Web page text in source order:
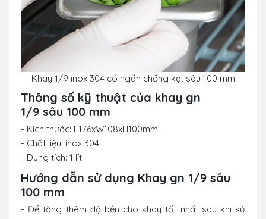
Khay 1/9 inox 304 có ngấn chống kẹt sâu 100 mm
Thông số kỹ thuật của khay gn
1/9 sâu 100 mm
- Kích thước: L176xW108xH100mm
- Chất liệu: inox 304
- Dung tích: 1 lít
Hướng dẫn sử dụng Khay gn 1/9 sâu
100 mm
- Để tăng thêm độ bền cho khay tốt nhất sau khi sử